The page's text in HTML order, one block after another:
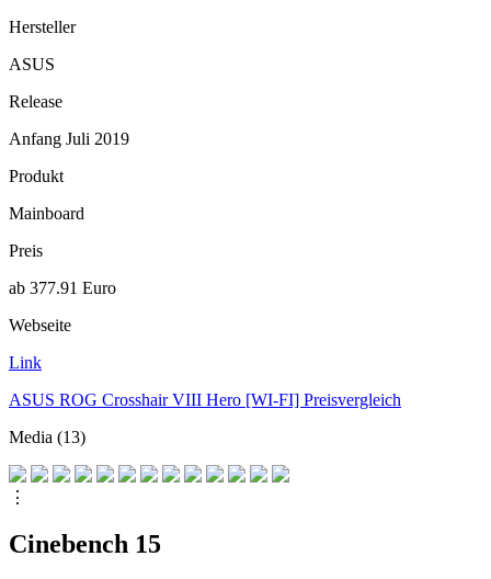
Hersteller
ASUS
Release
Anfang Juli 2019
Produkt
Mainboard
Preis
ab 377.91 Euro
Webseite
Link
ASUS ROG Crosshair VIII Hero [WI-FI] Preisvergleich
Media (13)
⋮
Cinebench 15